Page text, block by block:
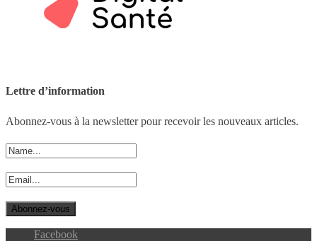
Lettre d’information
Abonnez-vous à la newsletter pour recevoir les nouveaux articles.
Facebook